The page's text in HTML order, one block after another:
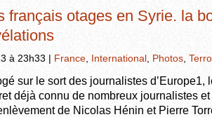
français otages en Syrie. la
à 23h33 | France International Photos
sur le sort des journalistes d’Europe1,
déjà connu de nombreux journalistes
de Nicolas Hénin et Pierre